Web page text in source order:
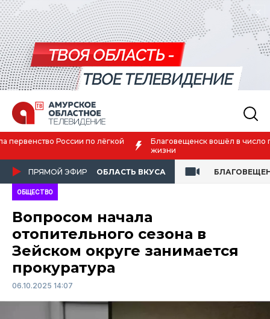
Благовещенск вошёл в число городов с наилучшим качеством
ПРЯМОЙ ЭФИР ОБЛАСТЬ ВКУСА
ОБЩЕСТВО
Вопросом начала
отопительного сезона в
Зейском округе занимается
прокуратура
06.10.2025 14:07